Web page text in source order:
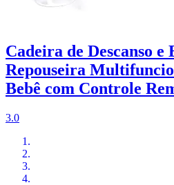
Cadeira de Descanso e
Repouseira
Bebê com Controle
3.0